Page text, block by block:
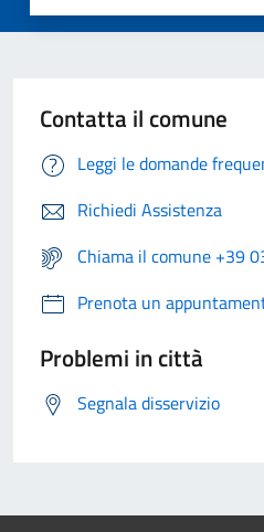
Contatta il comune
Leggi le domande
Richiedi Assistenza
Chiama il comune +39
Prenota un
Problemi in città
Segnala disservizio